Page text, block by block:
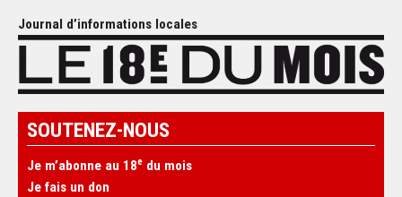
Journal d’informations locales
SOUTENEZ-NOUS
Je m’abonne au 18e du mois
Je fais un don